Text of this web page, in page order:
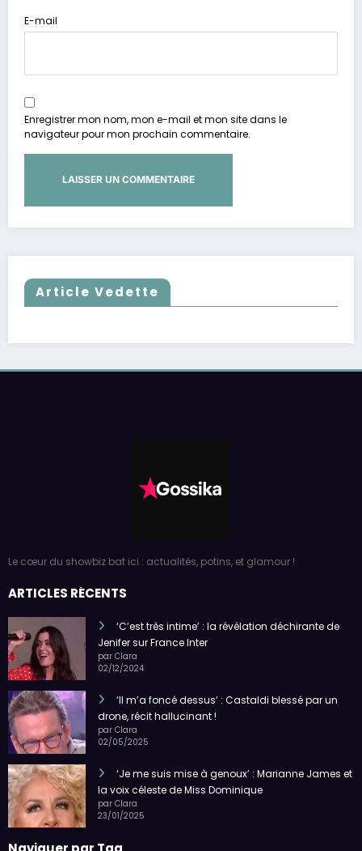
E-mail
Enregistrer mon nom, mon e-mail et mon site dans le
navigateur pour mon prochain commentaire.
Article Vedette
Le cœur du showbiz bat ici : actualités, potins, et glamour !
ARTICLES RÉCENTS
‘C’est très intime’ : la révélation déchirante de
Jenifer sur France Inter
par Clara
02/12/2024
‘Il m’a foncé dessus’ : Castaldi blessé par un
drone, récit hallucinant !
par Clara
02/05/2025
‘Je me suis mise à genoux’ : Marianne James et
la voix céleste de Miss Dominique
par Clara
23/01/2025